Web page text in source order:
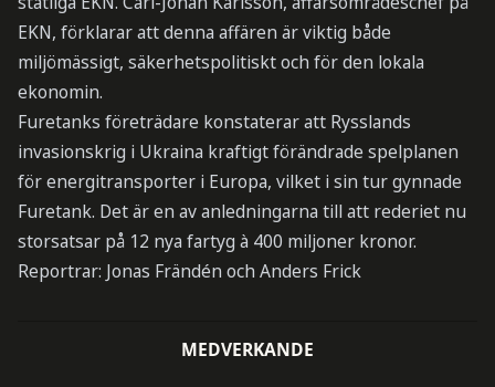
EKN, förklarar att denna affären är viktig både
miljömässigt, säkerhetspolitiskt och för den lokala
ekonomin.
Furetanks företrädare konstaterar att Rysslands
invasionskrig i Ukraina kraftigt förändrade spelplanen
för energitransporter i Europa, vilket i sin tur gynnade
Furetank. Det är en av anledningarna till att rederiet nu
storsatsar på 12 nya fartyg à 400 miljoner kronor.
Reportrar: Jonas Frändén och Anders Frick
MEDVERKANDE